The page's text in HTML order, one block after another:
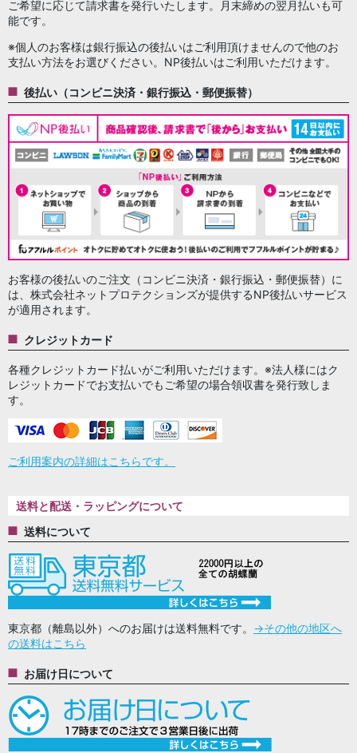
ご希望に応じて請求書を発行いたします。月末締めの翌月払いも可
能です。
※個人のお客様は銀行振込の後払いはご利用頂けませんので他のお
支払い方法をお選びください。NP後払いはご利用いただけます。
後払い（コンビニ決済・銀行振込・郵便振替）
お客様の後払いのご注文（コンビニ決済・銀行振込・郵便振替）に
は、株式会社ネットプロテクションズが提供するNP後払いサービス
が適用されます。
クレジットカード
各種クレジットカード払いがご利用いただけます。※法人様にはク
レジットカードでお支払いでもご希望の場合領収書を発行致しま
す。
ご利用案内の詳細はこちらです。
送料と配送・ラッピングについて
送料について
東京都（離島以外）へのお届けは送料無料です。 →その他の地区へ
の送料はこちら
お届け日について